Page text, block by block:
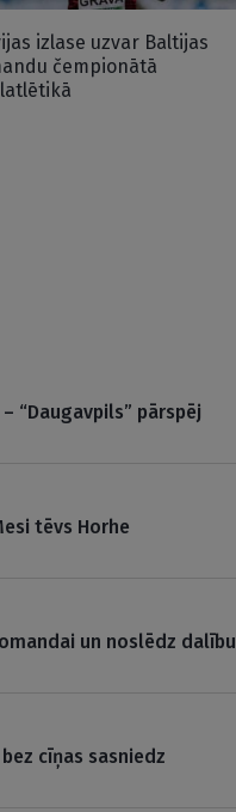
izlase uzvar Baltijas
čempionātā
“Daugavpils” pārspēj
tēvs Horhe
un noslēdz dalību
cīņas sasniedz